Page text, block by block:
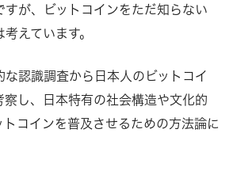
すが、ビットコインをただ知らない
えています。
認識調査から日本人のビットコイ
察し、日本特有の社会構造や文化的
コインを普及させるための方法論に